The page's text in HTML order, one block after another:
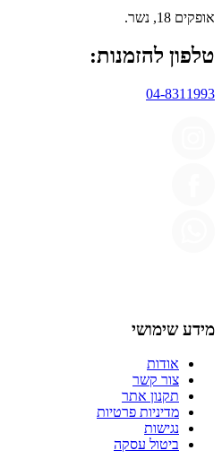
אופקים 18, נשר.
טלפון להזמנות:
04-8311993
מידע שימושי
אודות
צור קשר
תקנון אתר
מדיניות פרטיות
נגישות
ביטול עסקה